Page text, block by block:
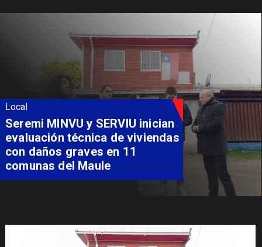
Local
Fondo Orasmi entrega apoyo a
familia de Romeral para
costear alimentación
especializada de niño con
Síndrome de Intestino Corto